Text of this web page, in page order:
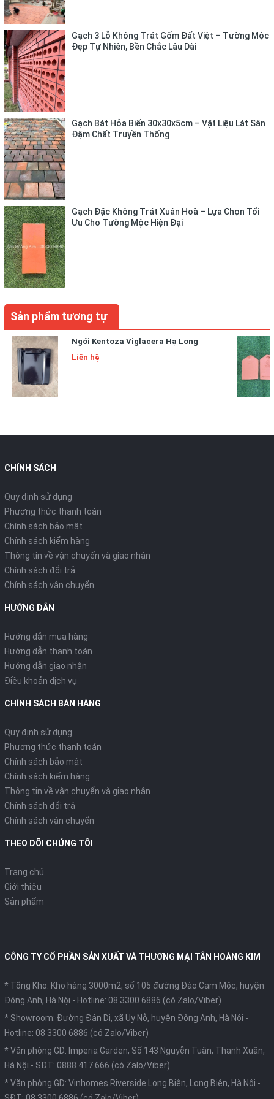
Gạch 3 Lỗ Không Trát Gốm Đất Việt – Tường Mộc
Đẹp Tự Nhiên, Bền Chắc Lâu Dài
Gạch Bát Hỏa Biến 30x30x5cm – Vật Liệu Lát Sân
Đậm Chất Truyền Thống
Gạch Đặc Không Trát Xuân Hoà – Lựa Chọn Tối
Ưu Cho Tường Mộc Hiện Đại
Sản phẩm tương tự
Ngói Kentoza Viglacera Hạ Long
Liên hệ
CHÍNH SÁCH
Quy định sử dụng
Phương thức thanh toán
Chính sách bảo mật
Chính sách kiểm hàng
Thông tin về vận chuyển và giao nhận
Chính sách đổi trả
Chính sách vận chuyển
HƯỚNG DẪN
Hướng dẫn mua hàng
Hướng dẫn thanh toán
Hướng dẫn giao nhận
Điều khoản dịch vụ
CHÍNH SÁCH BÁN HÀNG
Quy định sử dụng
Phương thức thanh toán
Chính sách bảo mật
Chính sách kiểm hàng
Thông tin về vận chuyển và giao nhận
Chính sách đổi trả
Chính sách vận chuyển
THEO DÕI CHÚNG TÔI
Trang chủ
Giới thiệu
Sản phẩm
CÔNG TY CỔ PHẦN SẢN XUẤT VÀ THƯƠNG MẠI TÂN HOÀNG KIM
* Tổng Kho: Kho hàng 3000m2, số 105 đường Đào Cam Mộc, huyện
Đông Anh, Hà Nội - Hotline: 08 3300 6886 (có Zalo/Viber)
* Showroom: Đường Đản Dị, xã Uy Nỗ, huyện Đông Anh, Hà Nội -
Hotline: 08 3300 6886 (có Zalo/Viber)
* Văn phòng GD: Imperia Garden, Số 143 Nguyễn Tuân, Thanh Xuân,
Hà Nội - SĐT: 0888 417 666 (có Zalo/Viber)
* Văn phòng GD: Vinhomes Riverside Long Biên, Long Biên, Hà Nội -